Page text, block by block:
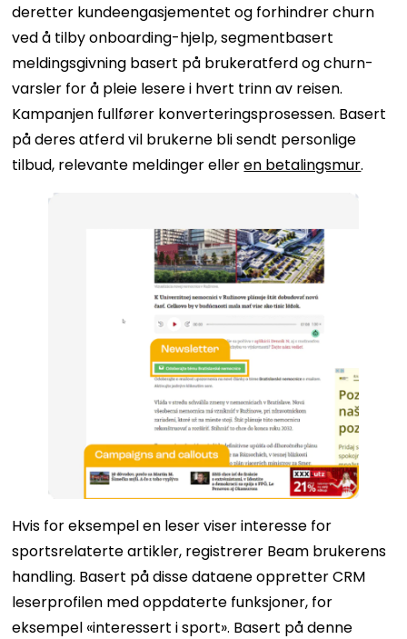
deretter kundeengasjementet og forhindrer churn
ved å tilby onboarding-hjelp, segmentbasert
meldingsgivning basert på brukeratferd og churn-
varsler for å pleie lesere i hvert trinn av reisen.
Kampanjen fullfører konverteringsprosessen. Basert
på deres atferd vil brukerne bli sendt personlige
tilbud, relevante meldinger elleren betalingsmur.
Hvis for eksempel en leser viser interesse for
sportsrelaterte artikler, registrerer Beam brukerens
handling. Basert på disse dataene oppretter CRM
leserprofilen med oppdaterte funksjoner, for
eksempel «interessert i sport». Basert på denne